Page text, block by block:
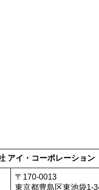
アイ・コーポレーション
〒170-0013
東京都豊島区東池袋1-